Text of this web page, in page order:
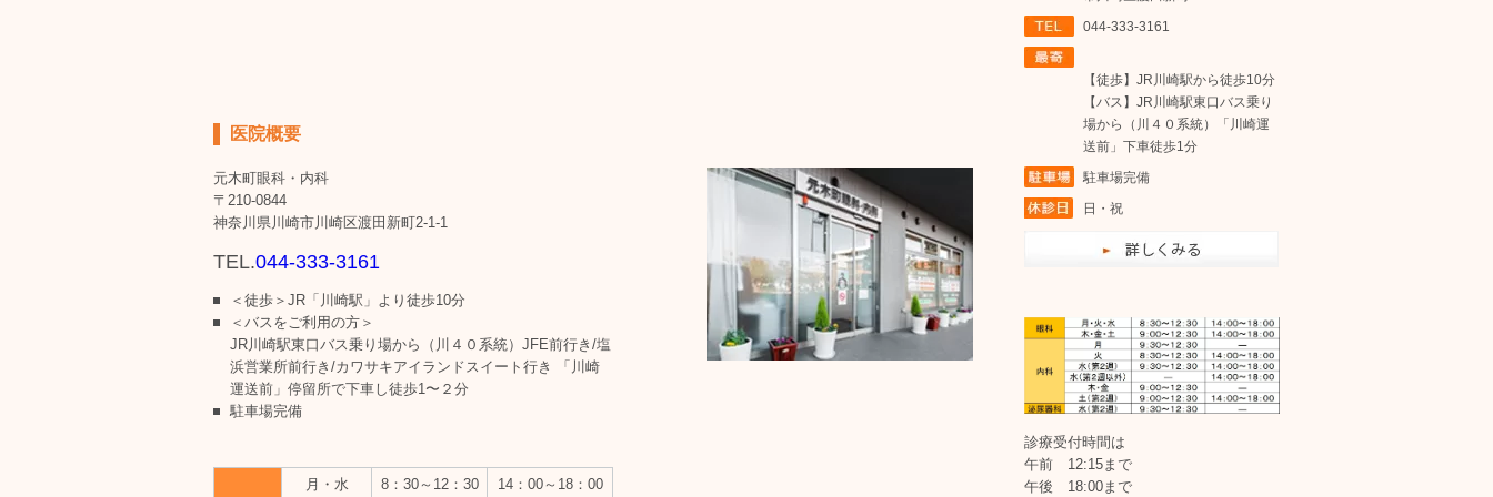
医院概要
元木町眼科・内科
〒210-0844
神奈川県川崎市川崎区渡田新町2-1-1
TEL.044-333-3161
＜徒歩＞JR「川崎駅」より徒歩10分
＜バスをご利用の方＞
JR川崎駅東口バス乗り場から（川４０系統）JFE前行き/塩
浜営業所前行き/カワサキアイランドスイート行き 「川崎
運送前」停留所で下車し徒歩1〜２分
駐車場完備
月・水 8：30～12：30 14：00～18：00
044-333-3161
【徒歩】JR川崎駅から徒歩10分
【バス】JR川崎駅東口バス乗り
場から（川４０系統）「川崎運
送前」下車徒歩1分
駐車場完備
日・祝
診療受付時間は
午前 12:15まで
午後 18:00まで